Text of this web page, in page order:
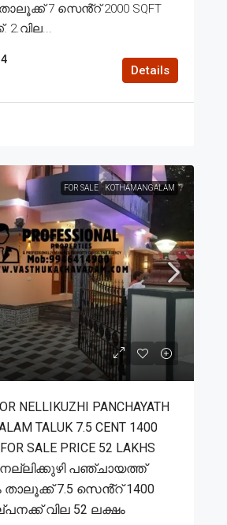
7 സെൻ്റ് 2000 SQFT
2.വില...
4
Details
FOR SALE KOTHAMANGALAM
NELLIKUZHI PANCHAYATH
TALUK 7.5 CENT 1400
SALE PRICE 52 LAKHS
പഞ്ചായത്ത്
7.5 സെൻ്റ് 1400
വില 52 ലക്ഷം